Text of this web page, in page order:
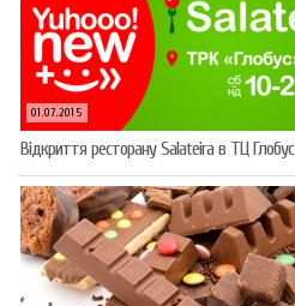
01.07.2015
Відкриття ресторану Salateirа в ТЦ Глобус